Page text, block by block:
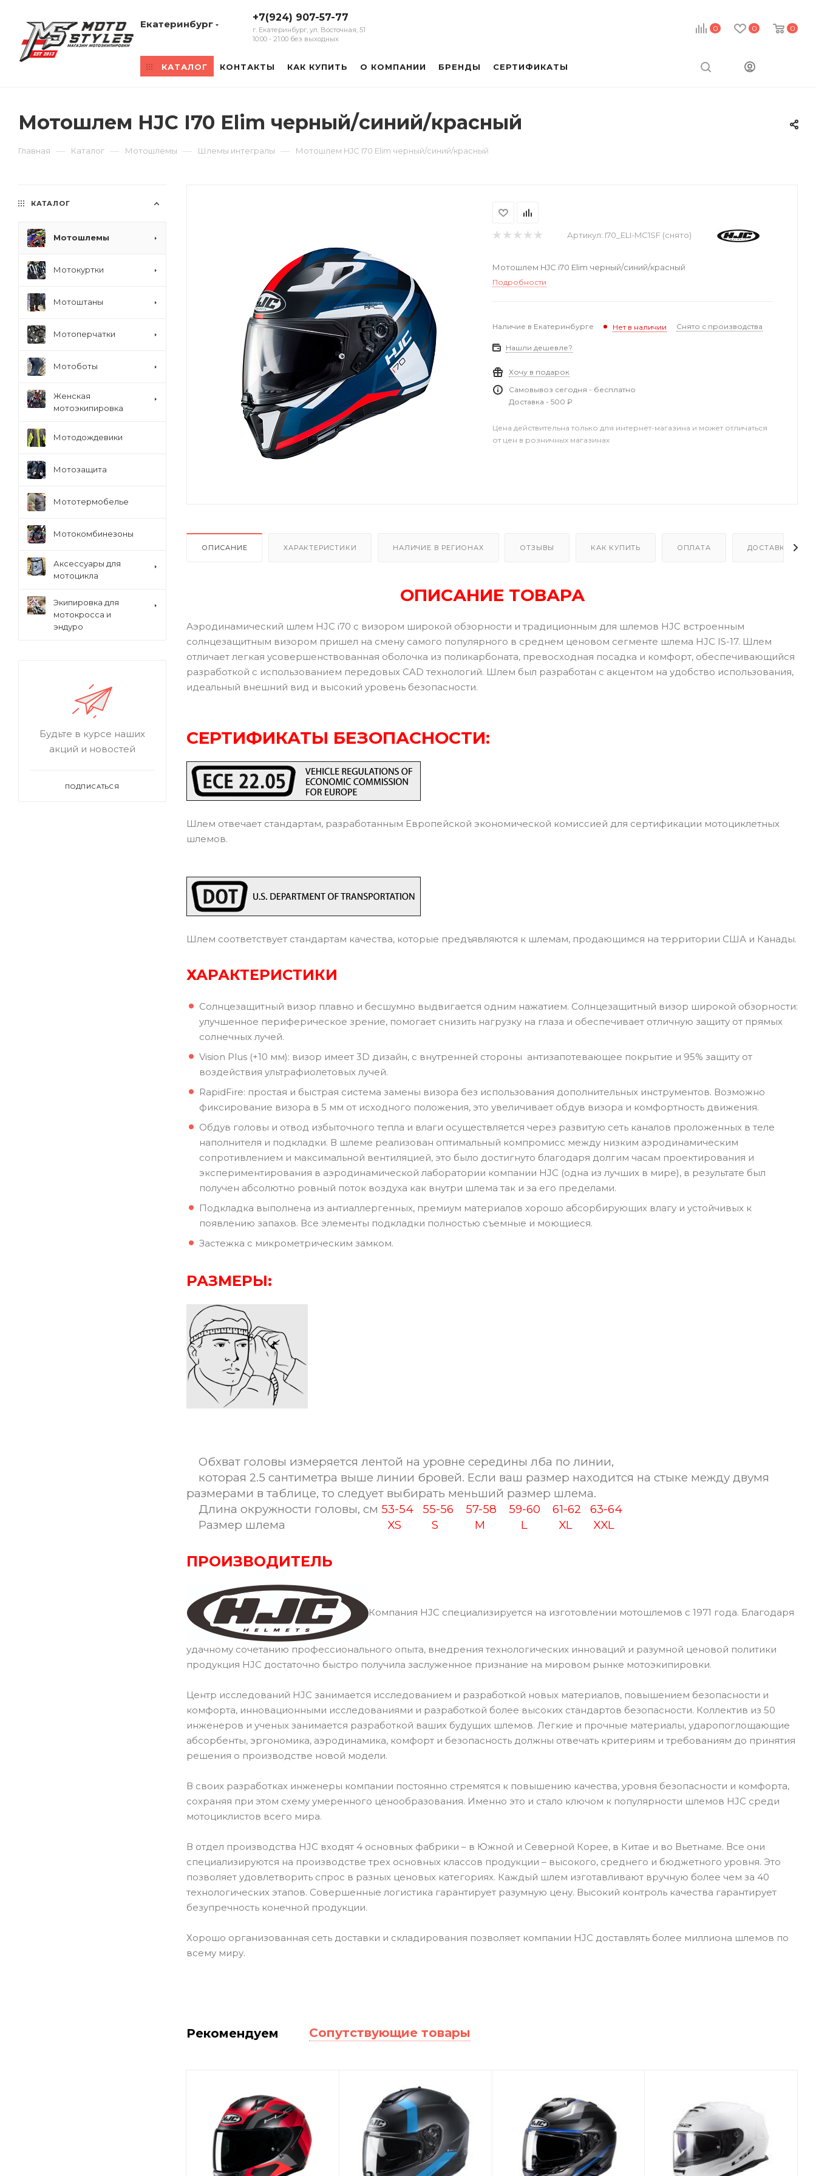
0 0 0
Екатеринбург
+7(924) 907-57-77
г. Екатеринбург, ул. Восточная, 51
10:00 - 21:00 без выходных
КАТАЛОГ КОНТАКТЫ КАК КУПИТЬ О КОМПАНИИ БРЕНДЫ СЕРТИФИКАТЫ
Мотошлем HJC I70 Elim черный/синий/красный
Главная — Каталог — Мотошлемы — Шлемы интегралы — Мотошлем HJC I70 Elim черный/синий/красный
Артикул: I70_ELI-MC1SF (снято)
Мотошлем HJC i70 Elim черный/синий/красный
Подробности
Наличие в Екатеринбурге Нет в наличии Снято с производства
Нашли дешевле?
Хочу в подарок
Самовывоз сегодня - бесплатно
Доставка - 500 ₽
Цена действительна только для интернет-магазина и может отличаться
от цен в розничных магазинах
ОПИСАНИЕ ХАРАКТЕРИСТИКИ НАЛИЧИЕ В РЕГИОНАХ ОТЗЫВЫ КАК КУПИТЬ ОПЛАТА ДОСТАВКА
ОПИСАНИЕ ТОВАРА
Аэродинамический шлем HJC i70 с визором широкой обзорности и традиционным для шлемов HJC встроенным
солнцезащитным визором пришел на смену самого популярного в среднем ценовом сегменте шлема HJC IS-17. Шлем
отличает легкая усовершенствованная оболочка из поликарбоната, превосходная посадка и комфорт, обеспечивающийся
разработкой с использованием передовых CAD технологий. Шлем был разработан с акцентом на удобство использования,
идеальный внешний вид и высокий уровень безопасности.
СЕРТИФИКАТЫ БЕЗОПАСНОСТИ:
Шлем отвечает стандартам, разработанным Европейской экономической комиссией для сертификации мотоциклетных
шлемов.
Шлем соответствует стандартам качества, которые предъявляются к шлемам, продающимся на территории США и Канады.
ХАРАКТЕРИСТИКИ
Солнцезащитный визор плавно и бесшумно выдвигается одним нажатием. Солнцезащитный визор широкой обзорности:
улучшенное периферическое зрение, помогает снизить нагрузку на глаза и обеспечивает отличную защиту от прямых
солнечных лучей.
Vision Plus (+10 мм): визор имеет 3D дизайн, с внутренней стороны антизапотевающее покрытие и 95% защиту от
воздействия ультрафиолетовых лучей.
RapidFire: простая и быстрая система замены визора без использования дополнительных инструментов. Возможно
фиксирование визора в 5 мм от исходного положения, это увеличивает обдув визора и комфортность движения.
Обдув головы и отвод избыточного тепла и влаги осуществляется через развитую сеть каналов проложенных в теле
наполнителя и подкладки. В шлеме реализован оптимальный компромисс между низким аэродинамическим
сопротивлением и максимальной вентиляцией, это было достигнуто благодаря долгим часам проектирования и
экспериментирования в аэродинамической лаборатории компании HJC (одна из лучших в мире), в результате был
получен абсолютно ровный поток воздуха как внутри шлема так и за его пределами.
Подкладка выполнена из антиаллергенных, премиум материалов хорошо абсорбирующих влагу и устойчивых к
появлению запахов. Все элементы подкладки полностью съемные и моющиеся.
Застежка с микрометрическим замком.
РАЗМЕРЫ:
Обхват головы измеряется лентой на уровне середины лба по линии,
которая 2.5 сантиметра выше линии бровей. Если ваш размер находится на стыке между двумя
размерами в таблице, то следует выбирать меньший размер шлема.
Длина окружности головы, см 53-54 55-56 57-58 59-60 61-62 63-64
Размер шлема
XS S M L XL XXL
ПРОИЗВОДИТЕЛЬ
Компания HJC специализируется на изготовлении мотошлемов с 1971 года. Благодаря
удачному сочетанию профессионального опыта, внедрения технологических инноваций и разумной ценовой политики
продукция HJC достаточно быстро получила заслуженное признание на мировом рынке мотоэкипировки.
Центр исследований HJC занимается исследованием и разработкой новых материалов, повышением безопасности и
комфорта, инновационными исследованиями и разработкой более высоких стандартов безопасности. Коллектив из 50
инженеров и ученых занимается разработкой ваших будущих шлемов. Легкие и прочные материалы, ударопоглощающие
абсорбенты, эргономика, аэродинамика, комфорт и безопасность должны отвечать критериям и требованиям до принятия
решения о производстве новой модели.
В своих разработках инженеры компании постоянно стремятся к повышению качества, уровня безопасности и комфорта,
сохраняя при этом схему умеренного ценообразования. Именно это и стало ключом к популярности шлемов HJC среди
мотоциклистов всего мира.
В отдел производства HJC входят 4 основных фабрики – в Южной и Северной Корее, в Китае и во Вьетнаме. Все они
специализируются на производстве трех основных классов продукции – высокого, среднего и бюджетного уровня. Это
позволяет удовлетворить спрос в разных ценовых категориях. Каждый шлем изготавливают вручную более чем за 40
технологических этапов. Совершенные логистика гарантирует разумную цену. Высокий контроль качества гарантирует
безупречность конечной продукции.
Хорошо организованная сеть доставки и складирования позволяет компании HJC доставлять более миллиона шлемов по
всему миру.
Рекомендуем Сопутствующие товары
КАТАЛОГ
Мотошлемы
Мотокуртки
Мотоштаны
Мотоперчатки
Мотоботы
Женская
мотоэкипировка
Мотодождевики
Мотозащита
Мототермобелье
Мотокомбинезоны
Аксессуары для
мотоцикла
Экипировка для
мотокросса и
эндуро
Будьте в курсе наших
акций и новостей
ПОДПИСАТЬСЯ